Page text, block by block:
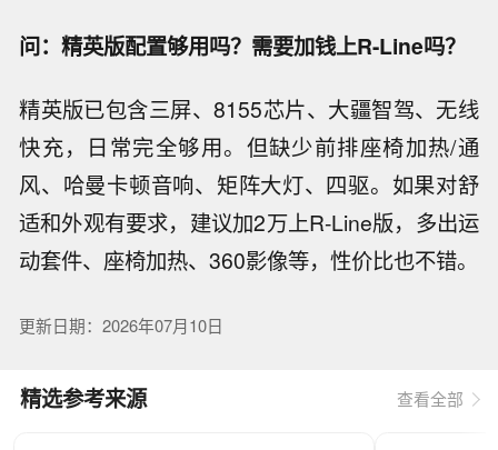
问：精英版配置够用吗？需要加钱上R-Line吗？
精英版已包含三屏、8155芯片、大疆智驾、无线
快充，日常完全够用。但缺少前排座椅加热/通
风、哈曼卡顿音响、矩阵大灯、四驱。如果对舒
适和外观有要求，建议加2万上R-Line版，多出运
动套件、座椅加热、360影像等，性价比也不错。
更新日期：2026年07月10日
精选参考来源 查看全部